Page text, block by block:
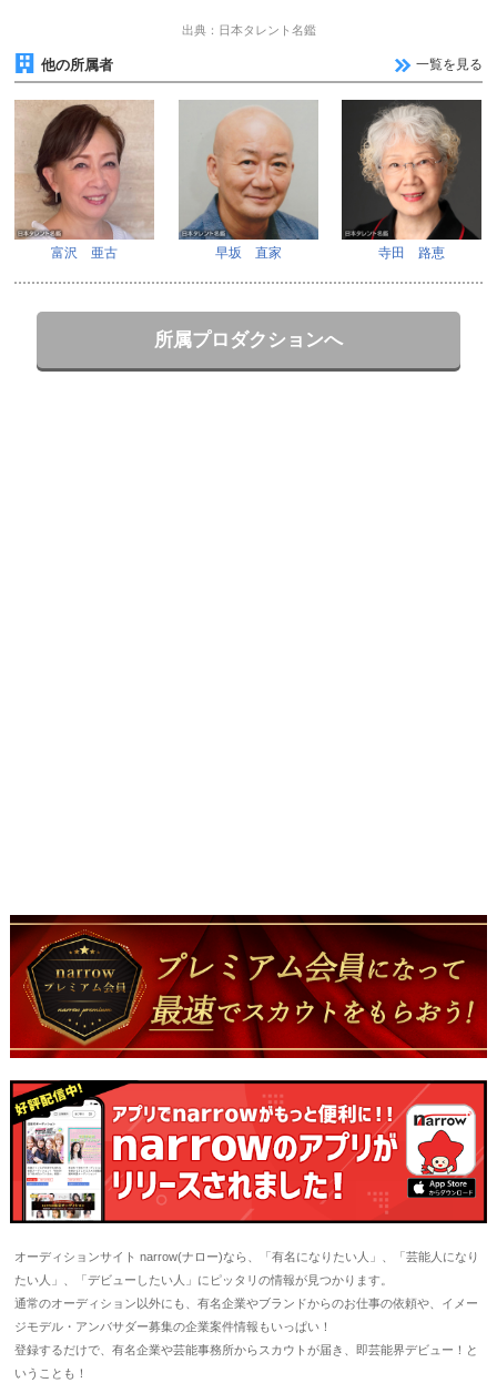
出典：日本タレント名鑑
他の所属者 一覧を見る
富沢 亜古 早坂 直家 寺田 路恵
所属プロダクションへ
オーディションサイト narrow(ナロー)なら、「有名になりたい人」、「芸能人になり
たい人」、「デビューしたい人」にピッタリの情報が見つかります。
通常のオーディション以外にも、有名企業やブランドからのお仕事の依頼や、イメー
ジモデル・アンバサダー募集の企業案件情報もいっぱい！
登録するだけで、有名企業や芸能事務所からスカウトが届き、即芸能界デビュー！と
いうことも！